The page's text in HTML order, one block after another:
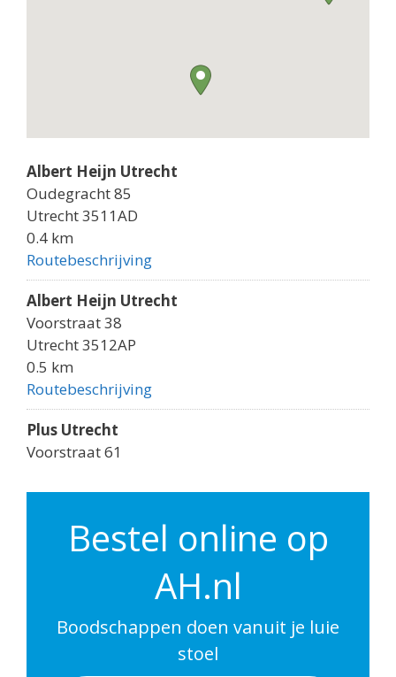
Albert Heijn Utrecht
Oudegracht 85
Utrecht 3511AD
0.4 km
Routebeschrijving
Albert Heijn Utrecht
Voorstraat 38
Utrecht 3512AP
0.5 km
Routebeschrijving
Plus Utrecht
Voorstraat 61
0.5 km
Godebaldkwartier 149
0.6 km
Bestel online op
AH.nl
Boodschappen doen vanuit je luie
stoel